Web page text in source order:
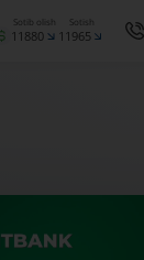
Sotib olish
11880
Sotish
11965